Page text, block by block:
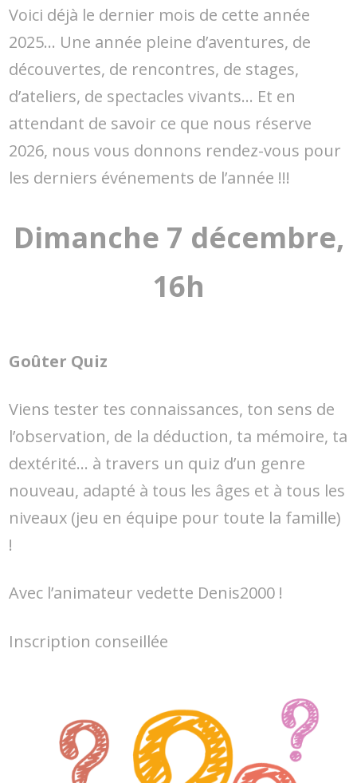
Voici déjà le dernier mois de cette année
2025… Une année pleine d’aventures, de
découvertes, de rencontres, de stages,
d’ateliers, de spectacles vivants… Et en
attendant de savoir ce que nous réserve
2026, nous vous donnons rendez-vous pour
les derniers événements de l’année !!!
Dimanche 7 décembre,
16h
Goûter Quiz
Viens tester tes connaissances, ton sens de
l’observation, de la déduction, ta mémoire, ta
dextérité… à travers un quiz d’un genre
nouveau, adapté à tous les âges et à tous les
niveaux (jeu en équipe pour toute la famille)
!
Avec l’animateur vedette Denis2000 !
Inscription conseillée